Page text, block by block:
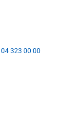
04 323 00 00